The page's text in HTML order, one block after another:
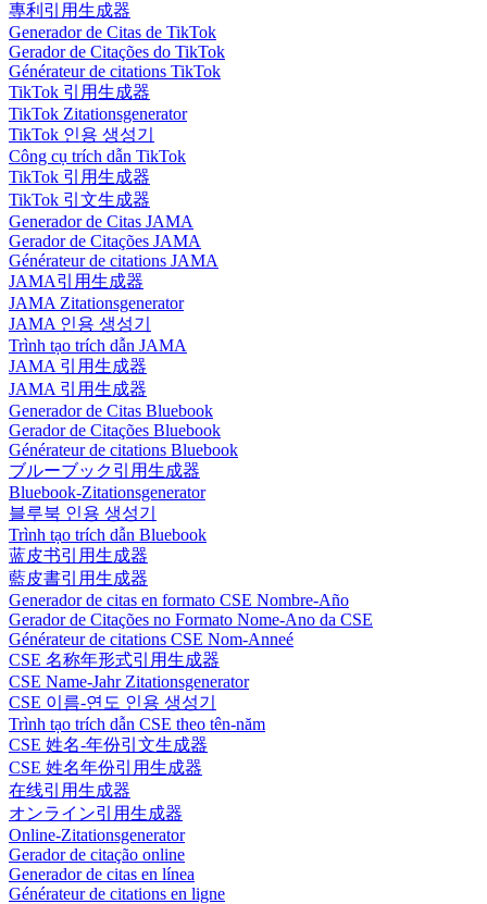
專利引用生成器
Generador de Citas de TikTok
Gerador de Citações do TikTok
Générateur de citations TikTok
TikTok 引用生成器
TikTok Zitationsgenerator
TikTok 인용 생성기
Công cụ trích dẫn TikTok
TikTok 引用生成器
TikTok 引文生成器
Generador de Citas JAMA
Gerador de Citações JAMA
Générateur de citations JAMA
JAMA引用生成器
JAMA Zitationsgenerator
JAMA 인용 생성기
Trình tạo trích dẫn JAMA
JAMA 引用生成器
JAMA 引用生成器
Generador de Citas Bluebook
Gerador de Citações Bluebook
Générateur de citations Bluebook
ブルーブック引用生成器
Bluebook-Zitationsgenerator
블루북 인용 생성기
Trình tạo trích dẫn Bluebook
蓝皮书引用生成器
藍皮書引用生成器
Generador de citas en formato CSE Nombre-Año
Gerador de Citações no Formato Nome-Ano da CSE
Générateur de citations CSE Nom-Anneé
CSE 名称年形式引用生成器
CSE Name-Jahr Zitationsgenerator
CSE 이름-연도 인용 생성기
Trình tạo trích dẫn CSE theo tên-năm
CSE 姓名-年份引文生成器
CSE 姓名年份引用生成器
在线引用生成器
オンライン引用生成器
Online-Zitationsgenerator
Gerador de citação online
Generador de citas en línea
Générateur de citations en ligne